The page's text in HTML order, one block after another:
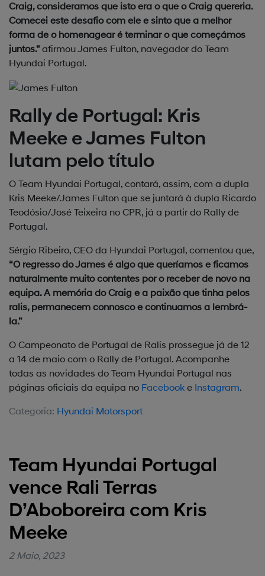
Craig, consideramos que isto era o que o Craig quereria.
Comecei este desafio com ele e sinto que a melhor
forma de o homenagear é terminar o que começámos
juntos.”afirmou James Fulton, navegador do Team
Hyundai Portugal.
Rally de Portugal: Kris
Meeke e James Fulton
lutam pelo título
O Team Hyundai Portugal, contará, assim, com a dupla
Kris Meeke/James Fulton que se juntará à dupla Ricardo
Teodósio/José Teixeira no CPR, já a partir do Rally de
Portugal.
Sérgio Ribeiro, CEO da Hyundai Portugal, comentou que,
“O regresso do James é algo que queríamos e ficamos
naturalmente muito contentes por o receber de novo na
equipa. A memória do Craig e a paixão que tinha pelos
ralis, permanecem connosco e continuamos a lembrá-
la.”
O Campeonato de Portugal de Ralis prossegue já de 12
a 14 de maio com o Rally de Portugal. Acompanhe
todas as novidades do Team Hyundai Portugal nas
páginas oficiais da equipa no Facebook e Instagram.
Categoria: Hyundai Motorsport
Team Hyundai Portugal
vence Rali Terras
D’Aboboreira com Kris
Meeke
2 Maio, 2023